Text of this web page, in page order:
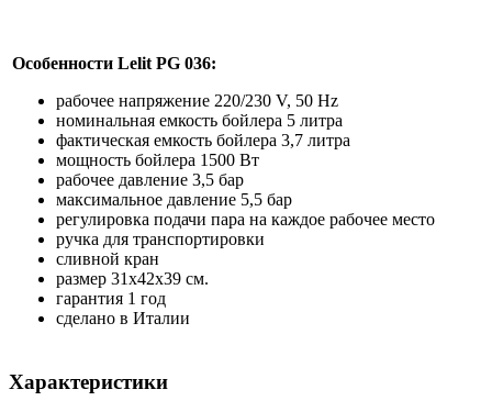
Особенности Lelit PG 036:
рабочее напряжение 220/230 V, 50 Hz
номинальная емкость бойлера 5 литра
фактическая емкость бойлера 3,7 литра
мощность бойлера 1500 Вт
рабочее давление 3,5 бар
максимальное давление 5,5 бар
регулировка подачи пара на каждое рабочее место
ручка для транспортировки
сливной кран
размер 31х42х39 см.
гарантия 1 год
сделано в Италии
Характеристики